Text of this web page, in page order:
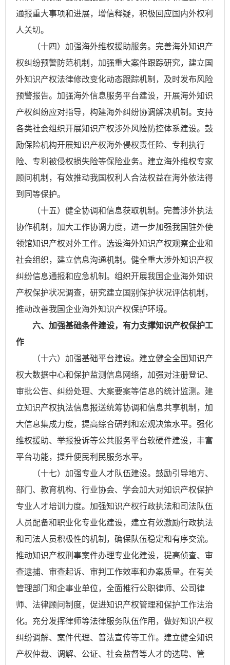
通报重大事项和进展，增信释疑，积极回应国内外权利
人关切。
（十四）加强海外维权援助服务。完善海外知识产
权纠纷预警防范机制，加强重大案件跟踪研究，建立国
外知识产权法律修改变化动态跟踪机制，及时发布风险
预警报告。加强海外信息服务平台建设，开展海外知识
产权纠纷应对指导，构建海外纠纷协调解决机制。支持
各类社会组织开展知识产权涉外风险防控体系建设。鼓
励保险机构开展知识产权海外侵权责任险、专利执行
险、专利被侵权损失险等保险业务。建立海外维权专家
顾问机制，有效推动我国权利人合法权益在海外依法得
到同等保护。
（十五）健全协调和信息获取机制。完善涉外执法
协作机制，加大工作协调力度，进一步加强我国驻外使
领馆知识产权对外工作。选设海外知识产权观察企业和
社会组织，建立信息沟通机制。健全重大涉外知识产权
纠纷信息通报和应急机制。组织开展我国企业海外知识
产权保护状况调查，研究建立国别保护状况评估机制，
推动改善我国企业海外知识产权保护环境。
六、加强基础条件建设，有力支撑知识产权保护工
作
（十六）加强基础平台建设。建立健全全国知识产
权大数据中心和保护监测信息网络，加强对注册登记、
审批公告、纠纷处理、大案要案等信息的统计监测。建
立知识产权执法信息报送统筹协调和信息共享机制，加
大信息集成力度，提高综合研判和宏观决策水平。强化
维权援助、举报投诉等公共服务平台软硬件建设，丰富
平台功能，提升便民利民服务水平。
（十七）加强专业人才队伍建设。鼓励引导地方、
部门、教育机构、行业协会、学会加大对知识产权保护
专业人才培训力度。加强知识产权行政执法和司法队伍
人员配备和职业化专业化建设，建立有效激励行政执法
和司法人员积极性的机制，确保队伍稳定和有序交流。
推动知识产权刑事案件办理专业化建设，提高侦查、审
查逮捕、审查起诉、审判工作效率和办案质量。在有关
管理部门和企事业单位，全面推行公职律师、公司律
师、法律顾问制度，促进知识产权管理和保护工作法治
化。充分发挥律师等法律服务队伍作用，做好知识产权
纠纷调解、案件代理、普法宣传等工作。建立健全知识
产权仲裁、调解、公证、社会监督等人才的选聘、管